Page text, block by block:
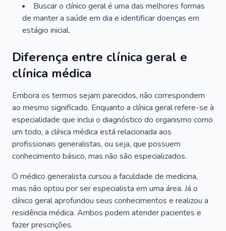
Buscar o clínico geral é uma das melhores formas
de manter a saúde em dia e identificar doenças em
estágio inicial.
Diferença entre clínica geral e
clínica médica
Embora os termos sejam parecidos, não correspondem
ao mesmo significado. Enquanto a clínica geral refere-se à
especialidade que inclui o diagnóstico do organismo como
um todo, a clínica médica está relacionada aos
profissionais generalistas, ou seja, que possuem
conhecimento básico, mas não são especializados.
O médico generalista cursou a faculdade de medicina,
mas não optou por ser especialista em uma área. Já o
clínico geral aprofundou seus conhecimentos e realizou a
residência médica. Ambos podem atender pacientes e
fazer prescrições.